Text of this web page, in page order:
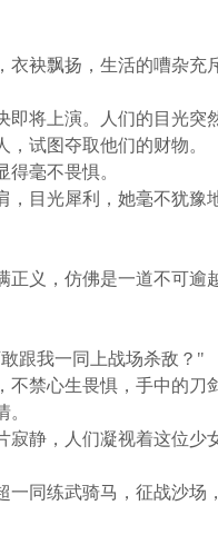
衣袂飘扬，生活的嘈杂充
将上演。人们的目光突
试图夺取他们的财物。
毫不畏惧。
目光犀利，她毫不犹豫
义，仿佛是一道不可逾
跟我一同上战场杀敌？ "
禁心生畏惧，手中的刀
静，人们凝视着这位少
一同练武骑马，征战沙场